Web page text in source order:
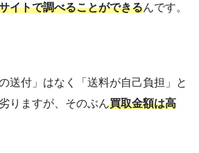
イトで調べることができるんです。
送付」はなく「送料が自己負担」と
りますが、そのぶん買取金額は高